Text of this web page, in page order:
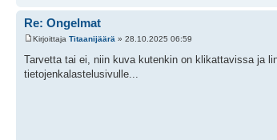
Re: Ongelmat
Kirjoittaja Titaanijäärä » 28.10.2025 06:59
Tarvetta tai ei, niin kuva kutenkin on klikattavissa ja
tietojenkalastelusivulle...